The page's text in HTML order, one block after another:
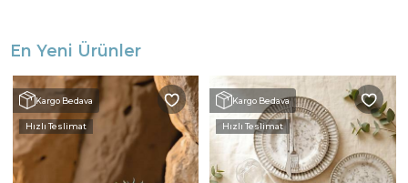
En Yeni Ürünler
Kargo Bedava
Hızlı Teslimat
Kargo Bedava
Hızlı Teslimat